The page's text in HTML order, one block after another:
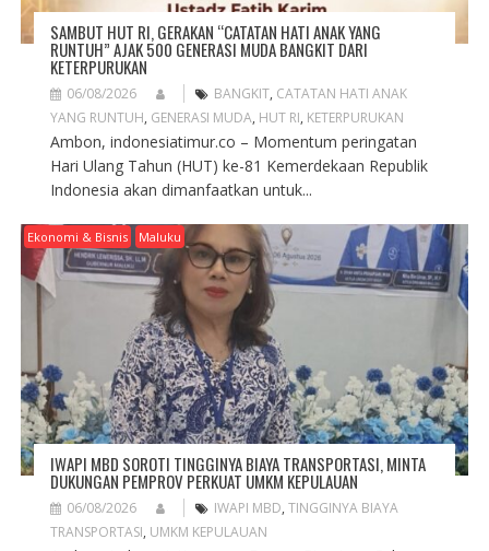
SAMBUT HUT RI, GERAKAN “CATATAN HATI ANAK YANG
RUNTUH” AJAK 500 GENERASI MUDA BANGKIT DARI
KETERPURUKAN
06/08/2026 BANGKIT, CATATAN HATI ANAK
YANG RUNTUH, GENERASI MUDA, HUT RI, KETERPURUKAN
Ambon, indonesiatimur.co – Momentum peringatan
Hari Ulang Tahun (HUT) ke-81 Kemerdekaan Republik
Indonesia akan dimanfaatkan untuk...
Ekonomi & Bisnis Maluku
IWAPI MBD SOROTI TINGGINYA BIAYA TRANSPORTASI, MINTA
DUKUNGAN PEMPROV PERKUAT UMKM KEPULAUAN
06/08/2026 IWAPI MBD, TINGGINYA BIAYA
TRANSPORTASI, UMKM KEPULAUAN